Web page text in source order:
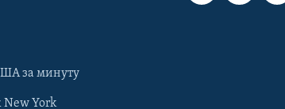
за минуту
York